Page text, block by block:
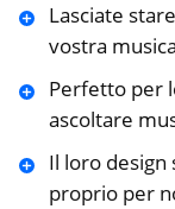
Lasciate
vostra
Perfetto per
ascoltare
Il loro design
proprio per